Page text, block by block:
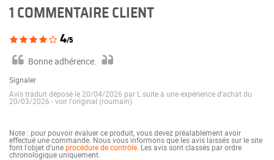
1 COMMENTAIRE CLIENT
4/5
Bonne adhérence.
Signaler
Avis traduit déposé le 20/04/2026 par L suite à une expérience d'achat du
20/03/2026 -voir l'original (roumain)
Note : pour pouvoir évaluer ce produit, vous devez préalablement avoir
effectué une commande. Nous vous informons que les avis laissés sur le site
font l'objet d'uneprocédure de contrôle . Les avis sont classés par ordre
chronologique uniquement.